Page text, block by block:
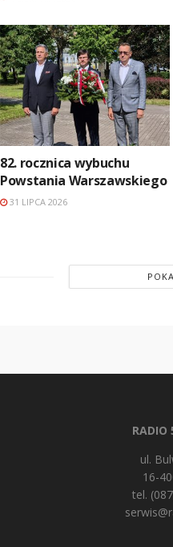
82. rocznica wybuchu
Powstania Warszawskiego
31 LIPCA 2026
RADIO
ul.
16-
tel.